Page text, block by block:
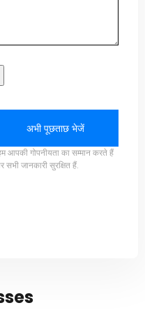
अभी पूछताछ भेजें
आपकी गोपनीयता का सम्मान करते हैं
सभी जानकारी सुरक्षित हैं.